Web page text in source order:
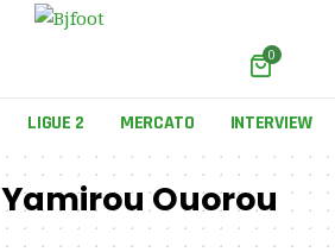
0
LIGUE 2 MERCATO INTERVIEW
Yamirou Ouorou